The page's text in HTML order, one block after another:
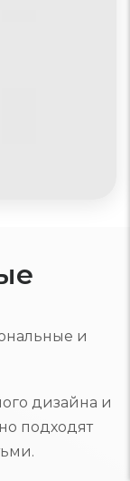
и
дизайна и
подходят